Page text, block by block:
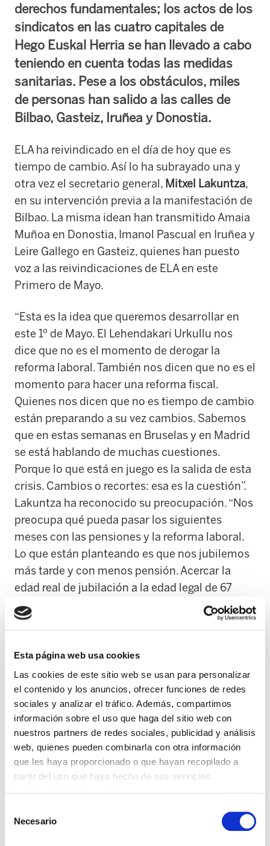
Esta página web usa cookies
Las cookies de este sitio web se usan para personalizar
el contenido y los anuncios, ofrecer funciones de redes
sociales y analizar el tráfico. Además, compartimos
información sobre el uso que haga del sitio web con
nuestros partners de redes sociales, publicidad y análisis
web, quienes pueden combinarla con otra información
que les haya proporcionado o que hayan recopilado a
partir del uso que haya hecho de sus servicios.
Necesario
derechos fundamentales; los actos de los
sindicatos en las cuatro capitales de
Hego Euskal Herria se han llevado a cabo
teniendo en cuenta todas las medidas
sanitarias. Pese a los obstáculos, miles
de personas han salido a las calles de
Bilbao, Gasteiz, Iruñea y Donostia.
ELA ha reivindicado en el día de hoy que es
tiempo de cambio. Así lo ha subrayado una y
otra vez el secretario general, Mitxel Lakuntza,
en su intervención previa a la manifestación de
Bilbao. La misma idean han transmitido Amaia
Muñoa en Donostia, Imanol Pascual en Iruñea y
Leire Gallego en Gasteiz, quienes han puesto
voz a las reivindicaciones de ELA en este
Primero de Mayo.
“Esta es la idea que queremos desarrollar en
este 1º de Mayo. El Lehendakari Urkullu nos
dice que no es el momento de derogar la
reforma laboral. También nos dicen que no es el
momento para hacer una reforma fiscal.
Quienes nos dicen que no es tiempo de cambio
están preparando a su vez cambios. Sabemos
que en estas semanas en Bruselas y en Madrid
se está hablando de muchas cuestiones.
Porque lo que está en juego es la salida de esta
crisis. Cambios o recortes: esa es la cuestión”.
Lakuntza ha reconocido su preocupación. “Nos
preocupa qué pueda pasar los siguientes
meses con las pensiones y la reforma laboral.
Lo que están planteando es que nos jubilemos
más tarde y con menos pensión. Acercar la
edad real de jubilación a la edad legal de 67
años. Ese es el plan. Sabemos también que hay
montada una mesa entre el gobierno, la
reforma laboral. ¿Qué sabemos? Que no van a
derogar la reforma laboral. La propia Ministra
de Trabajo lo ha confirmado. Es una mala
noticia. ELA, junto a los sindicatos CIG de
Galicia y la Intersindical de Cataluña, está
presionando para exigir la derogación de la
reforma laboral”.
esos fondos? Miles de millones de euros para